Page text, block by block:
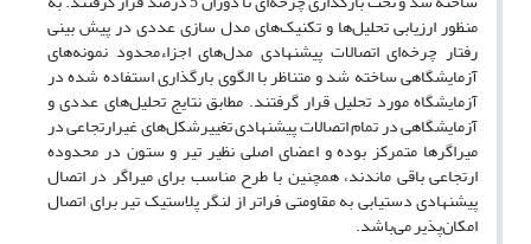
منظور ارزیابی تحلیل‌­ها و تکنیک­‌های مدل سازی عددی در پیش ­بینی
رفتار چرخه‌ای اتصالات پیشنهادی مدل­‌های اجزاء­محدود نمونه‌­های
آزمایشگاهی ساخته شد و متناظر با الگوی بارگذاری استفاده شده در
آزمایشگاه مورد تحلیل قرار گرفتند. مطابق نتایج تحلیل­‌های عددی و
آزمایشگاهی در تمام اتصالات پیشنهادی تغییرشکل­‌های غیر­ارتجاعی در
میراگر­ها متمرکز بوده و اعضای اصلی نظیر تیر و ستون در محدوده
ارتجاعی باقی ماندند، همچنین با طرح مناسب برای میراگر در اتصال
پیشنهادی دستیابی به مقاومتی فراتر از لنگر پلاستیک تیر برای اتصال
امکان‌پذیر می‌­باشد.